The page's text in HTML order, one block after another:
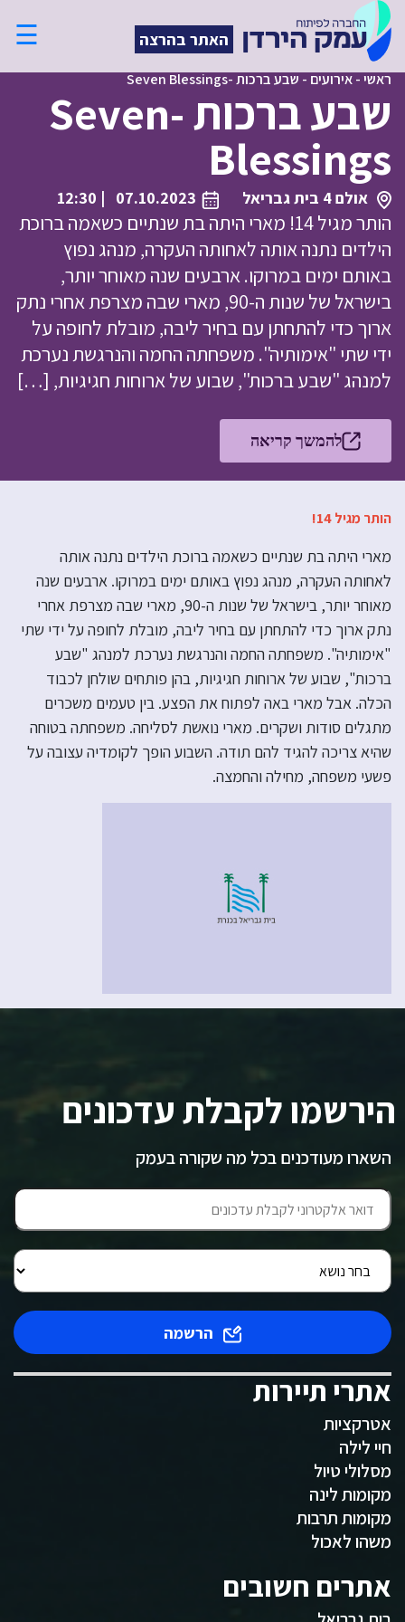
האתר בהרצה ☰
ראשי-אירועים - שבע ברכות -Seven Blessings
שבע ברכות -Seven
Blessings
אולם 4 בית גבריאל 07.10.2023
| 12:30
הותר מגיל 14! מארי היתה בת שנתיים כשאמה ברוכת
הילדים נתנה אותה לאחותה העקרה, מנהג נפוץ
באותם ימים במרוקו. ארבעים שנה מאוחר יותר,
בישראל של שנות ה-90, מארי שבה מצרפת אחרי נתק
ארוך כדי להתחתן עם בחיר ליבה, מובלת לחופה על
ידי שתי "אימותיה". משפחתה החמה והנרגשת נערכת
למנהג "שבע ברכות", שבוע של ארוחות חגיגיות, […]
להמשך קריאה
הותר מגיל 14!
מארי היתה בת שנתיים כשאמה ברוכת הילדים נתנה אותה
לאחותה העקרה, מנהג נפוץ באותם ימים במרוקו. ארבעים שנה
מאוחר יותר, בישראל של שנות ה-90, מארי שבה מצרפת אחרי
נתק ארוך כדי להתחתן עם בחיר ליבה, מובלת לחופה על ידי שתי
"אימותיה". משפחתה החמה והנרגשת נערכת למנהג "שבע
ברכות", שבוע של ארוחות חגיגיות, בהן פותחים שולחן לכבוד
הכלה. אבל מארי באה לפתוח את הפצע. בין טעמים משכרים
מתגלים סודות ושקרים. מארי נואשת לסליחה. משפחתה בטוחה
שהיא צריכה להגיד להם תודה. השבוע הופך לקומדיה עצובה על
פשעי משפחה, מחילה והחמצה.
הירשמו לקבלת עדכונים
השארו מעודכנים בכל מה שקורה בעמק
הרשמה
אתרי תיירות
אטרקציות
חיי לילה
מסלולי טיול
מקומות לינה
מקומות תרבות
משהו לאכול
אתרים חשובים